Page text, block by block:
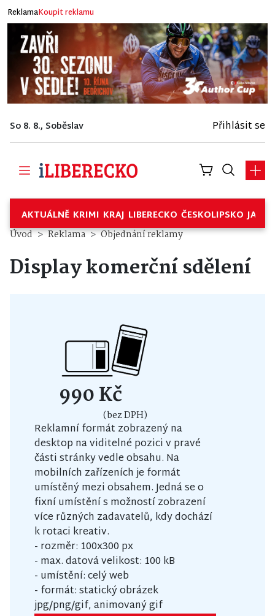
ReklamaKoupit reklamu
So 8. 8., Soběslav Přihlásit se
AKTUÁLNĚ KRIMI KRAJ LIBERECKO ČESKOLIPSKO
Úvod Reklama Objednání reklamy
Display komerční sdělení
990 Kč
(bez DPH)
Reklamní formát zobrazený na
desktop na viditelné pozici v pravé
části stránky vedle obsahu. Na
mobilních zařízeních je formát
umístěný mezi obsahem. Jedná se o
fixní umístění s možností zobrazení
více různých zadavatelů, kdy dochází
k rotaci kreativ.
- rozměr: 100x300 px
- max. datová velikost: 100 kB
- umístění: celý web
- formát: statický obrázek
jpg/png/gif, animovaný gif